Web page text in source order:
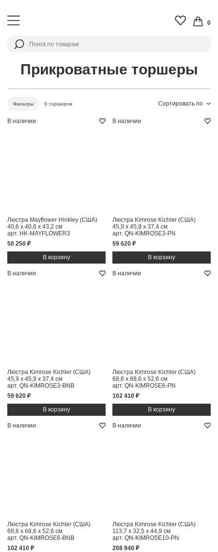
0
Прикроватные торшеры
Сортировать по
Фильтры 0 торшеров
В наличии
Люстра Mayflower Hinkley (США)
40,6 x 40,6 x 43,2 см
арт. HK-MAYFLOWER3
50 250 ₽
В наличии
Люстра Kimrose Kichler (США)
45,9 x 45,9 x 37,4 см
арт. QN-KIMROSE3-PN
59 620 ₽
В наличии
Люстра Kimrose Kichler (США)
45,9 x 45,9 x 37,4 см
арт. QN-KIMROSE3-BNB
59 620 ₽
В наличии
Люстра Kimrose Kichler (США)
68,6 x 68,6 x 52,6 см
арт. QN-KIMROSE6-PN
102 410 ₽
В наличии
Люстра Kimrose Kichler (США)
68,6 x 68,6 x 52,6 см
арт. QN-KIMROSE6-BNB
102 410 ₽
В наличии
Люстра Kimrose Kichler (США)
113,7 x 32,5 x 44,9 см
арт. QN-KIMROSE10-PN
208 940 ₽